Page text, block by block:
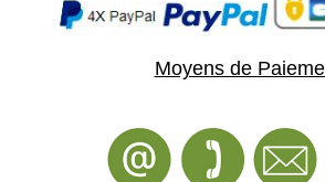
Moyens de